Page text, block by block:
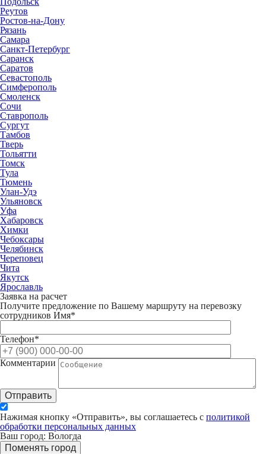
Реутов
Ростов-на-Дону
Рязань
Самара
Санкт-Петербург
Саранск
Саратов
Севастополь
Симферополь
Смоленск
Сочи
Ставрополь
Сургут
Тамбов
Тверь
Тольятти
Томск
Тула
Тюмень
Улан-Удэ
Ульяновск
Уфа
Хабаровск
Химки
Чебоксары
Челябинск
Череповец
Чита
Якутск
Ярославль
Заявка на расчет
Получите предложение по Вашему маршруту на перевозку
сотрудников Имя*
Телефон*
Комментарии
Отправить
Нажимая кнопку «Отправить», вы соглашаетесь с политикой
обработки персональных данных
Ваш город: Вологда
Поменять город